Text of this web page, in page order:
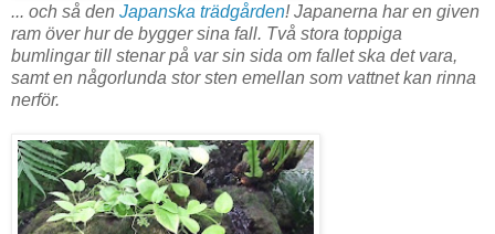
... och så den Japanska trädgården! Japanerna har en given
ram över hur de bygger sina fall. Två stora toppiga
bumlingar till stenar på var sin sida om fallet ska det vara,
samt en någorlunda stor sten emellan som vattnet kan rinna
nerför.